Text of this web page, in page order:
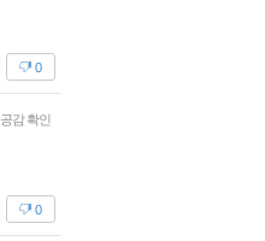
0
공감 확인
0